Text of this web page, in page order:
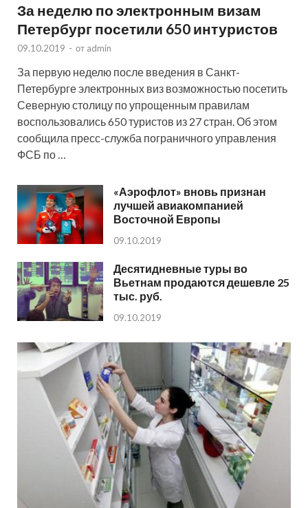
За неделю по электронным визам
Петербург посетили 650 интуристов
09.10.2019 - от admin
За первую неделю после введения в Санкт-
Петербурге электронных виз возможностью посетить
Северную столицу по упрощенным правилам
воспользовались 650 туристов из 27 стран. Об этом
сообщила пресс-служба пограничного управления
ФСБ по …
«Аэрофлот» вновь признан
лучшей авиакомпанией
Восточной Европы
09.10.2019
Десятидневные туры во
Вьетнам продаются дешевле 25
тыс. руб.
09.10.2019